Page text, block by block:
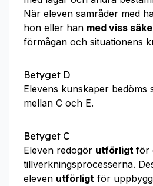
När eleven samråder med
hon eller han med viss
förmågan och situationens
Betyget D
Elevens kunskaper bedöms
mellan C och E.
Betyget C
Eleven redogör utförligt för
tillverkningsprocesserna.
eleven utförligt för